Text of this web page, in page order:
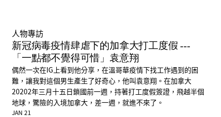
人物專訪
新冠病毒疫情肆虐下的加拿大打工度假 ---
「一點都不覺得可惜」袁意翔
偶然一次在IG上看到他分享，在溫哥華疫情下找工作遇到的困
難，讓我對這個男生產生了好奇心，他叫袁意翔。在加拿大
20202年三月十五日鎖國前一週，持著打工度假簽證，飛越半個
地球，驚險的入境加拿大，差一週，就進不來了。
JAN 21